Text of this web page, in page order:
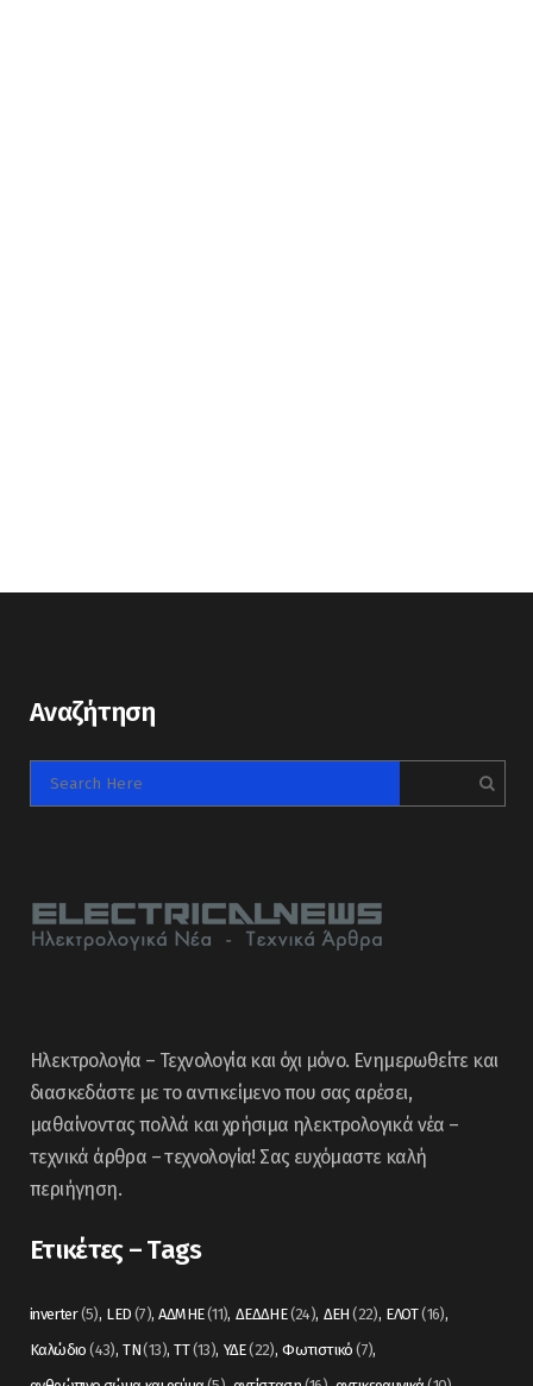
Αναζήτηση
Ηλεκτρολογία – Τεχνολογία και όχι μόνο. Ενημερωθείτε και
διασκεδάστε με το αντικείμενο που σας αρέσει,
μαθαίνοντας πολλά και χρήσιμα ηλεκτρολογικά νέα –
τεχνικά άρθρα – τεχνολογία! Σας ευχόμαστε καλή
περιήγηση.
Ετικέτες – Tags
inverter(5) LED (7) ΑΔΜΗΕ(11) ΔΕΔΔΗΕ(24) ΔΕΗ (22) ΕΛΟΤ(16)
Καλώδιο (43) ΤΝ(13) ΤΤ(13) ΥΔΕ(22) Φωτιστικό (7)